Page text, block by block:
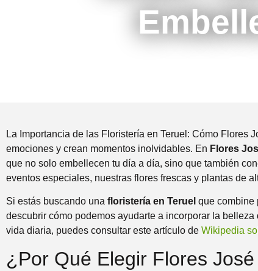
La Importancia de las Floristería en Teruel: Cómo Flores
emociones y crean momentos inolvidables. En Flores
que no solo embellecen tu día a día, sino que también
eventos especiales, nuestras flores frescas y plantas de
Si estás buscando una floristería en Teruel que combine
descubrir cómo podemos ayudarte a incorporar la
vida diaria, puedes consultar este artículo de Wikipedia
¿Por Qué Elegir Flores